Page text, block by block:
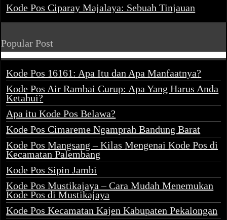
Kode Pos Ciparay Majalaya: Sebuah Tinjauan
Popular Post
Kode Pos 16161: Apa Itu dan Apa Manfaatnya?
Kode Pos Air Rambai Curup: Apa Yang Harus Anda
Ketahui?
Apa itu Kode Pos Belawa?
Kode Pos Cimareme Ngamprah Bandung Barat
Kode Pos Mangsang – Kilas Mengenai Kode Pos di
Kecamatan Palembang
Kode Pos Sipin Jambi
Kode Pos Mustikajaya – Cara Mudah Menemukan
Kode Pos di Mustikajaya
Kode Pos Kecamatan Kajen Kabupaten Pekalongan